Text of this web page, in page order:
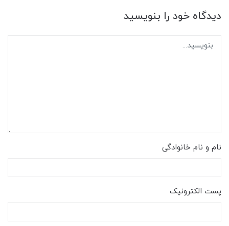
دیدگاه خود را بنویسید
نام و نام خانوادگی
پست الکترونیک